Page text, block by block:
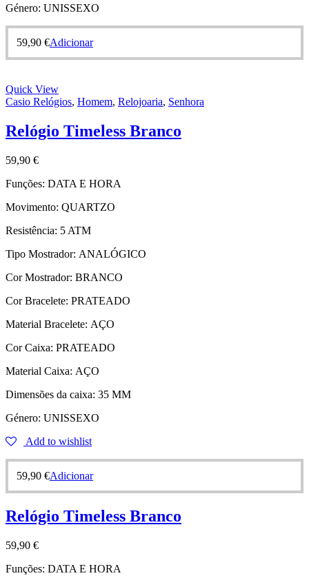
Género: UNISSEXO
59,90 €Adicionar
Quick View
Casio Relógios, Homem, Relojoaria, Senhora
Relógio Timeless Branco
59,90 €
Funções: DATA E HORA
Movimento: QUARTZO
Resistência: 5 ATM
Tipo Mostrador: ANALÓGICO
Cor Mostrador: BRANCO
Cor Bracelete: PRATEADO
Material Bracelete: AÇO
Cor Caixa: PRATEADO
Material Caixa: AÇO
Dimensões da caixa: 35 MM
Género: UNISSEXO
Add to wishlist
59,90 €Adicionar
Relógio Timeless Branco
59,90 €
Funções: DATA E HORA